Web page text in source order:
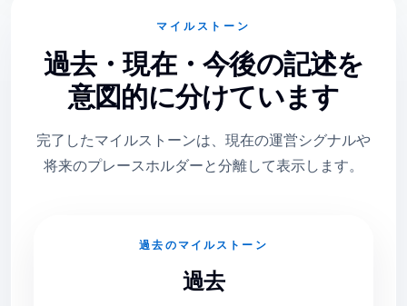
マイルストーン
過去・現在・今後の記述を
意図的に分けています
完了したマイルストーンは、現在の運営シグナルや
将来のプレースホルダーと分離して表示します。
過去のマイルストーン
過去